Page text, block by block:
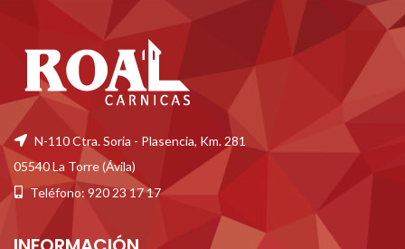
N-110 Ctra. Soria - Plasencia, Km. 281
05540 La Torre (Ávila)
Teléfono: 920 23 17 17